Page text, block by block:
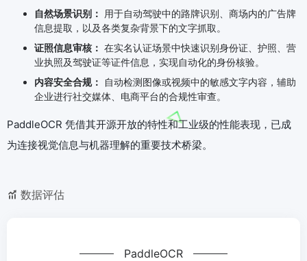
自然场景识别：
用于自动驾驶中的路牌识别、商场内的广告牌
信息提取，以及各类复杂背景下的文字抓取。
证照信息审核： 在实名认证场景中快速识别身份证、护照、营
业执照及驾驶证等证件信息，实现自动化的身份核验。
内容安全合规：
自动检测图像或视频中的敏感文字内容，辅助
企业进行社交媒体、电商平台的合规性审查。
PaddleOCR 凭借其开源开放的特性和工业级的性能表现，已成
为连接视觉信息与机器理解的重要技术桥梁。
数据评估
PaddleOCR